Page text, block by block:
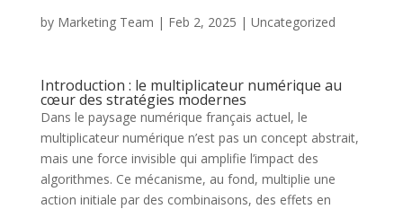
by Marketing Team | Feb 2, 2025 | Uncategorized
Introduction : le multiplicateur numérique au
cœur des stratégies modernes
Dans le paysage numérique français actuel, le
multiplicateur numérique n’est pas un concept abstrait,
mais une force invisible qui amplifie l’impact des
algorithmes. Ce mécanisme, au fond, multiplie une
action initiale par des combinaisons, des effets en